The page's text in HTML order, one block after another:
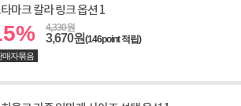
마크 칼라 링크 옵션 1
4,330원
3,670원(146point 적립)
매자묶음